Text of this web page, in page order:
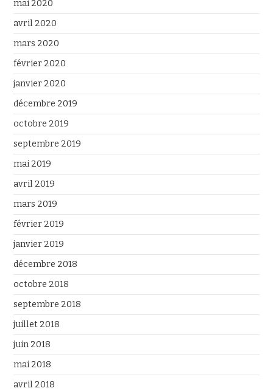
mai 2020
avril 2020
mars 2020
février 2020
janvier 2020
décembre 2019
octobre 2019
septembre 2019
mai 2019
avril 2019
mars 2019
février 2019
janvier 2019
décembre 2018
octobre 2018
septembre 2018
juillet 2018
juin 2018
mai 2018
avril 2018